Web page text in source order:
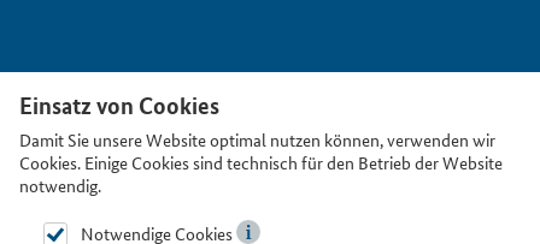
Einsatz von Cookies
Damit Sie unsere Website optimal nutzen können, verwenden wir
Cookies. Einige Cookies sind technisch für den Betrieb der Website
notwendig.
Notwendige Cookies